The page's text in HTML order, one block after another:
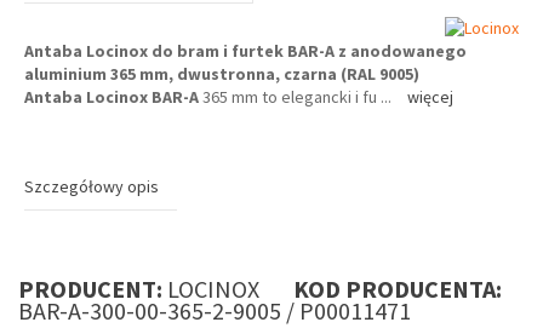
Antaba Locinox do bram i furtek BAR-A z anodowanego
aluminium 365 mm, dwustronna, czarna (RAL 9005)
Antaba Locinox BAR-A365 mm to elegancki i fu ... więcej
Szczegółowy opis
PRODUCENT: LOCINOX KOD PRODUCENTA:
BAR-A-300-00-365-2-9005 / P00011471